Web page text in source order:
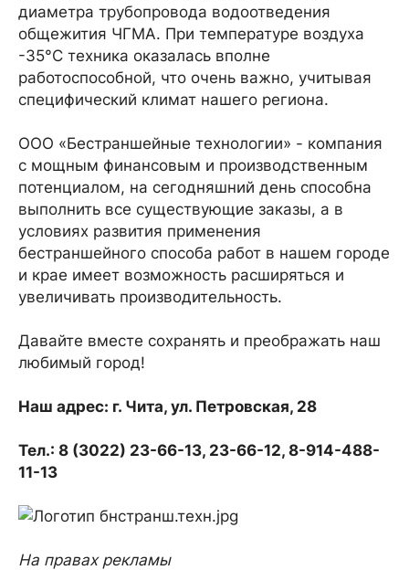
диаметра трубопровода водоотведения
общежития ЧГМА. При температуре воздуха
-35°С техника оказалась вполне
работоспособной, что очень важно, учитывая
специфический климат нашего региона.
ООО «Бестраншейные технологии» - компания
с мощным финансовым и производственным
потенциалом, на сегодняшний день способна
выполнить все существующие заказы, а в
условиях развития применения
бестраншейного способа работ в нашем городе
и крае имеет возможность расширяться и
увеличивать производительность.
Давайте вместе сохранять и преображать наш
любимый город!
Наш адрес: г. Чита, ул. Петровская, 28
Тел.: 8 (3022) 23-66-13, 23-66-12, 8-914-488-
11-13
На правах рекламы